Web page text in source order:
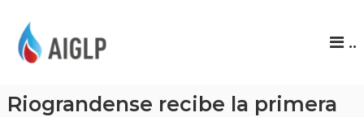
P
..
Riograndense recibe la primera